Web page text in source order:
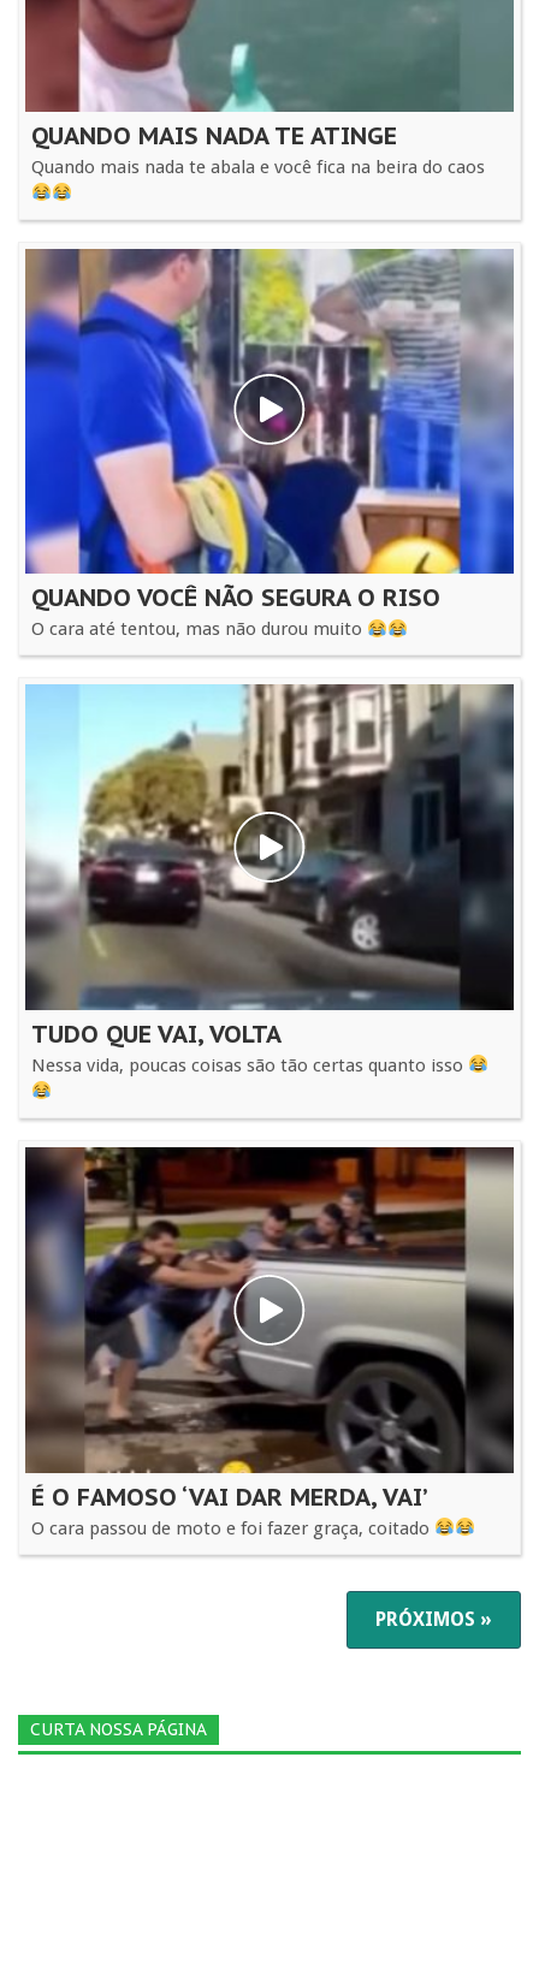
QUANDO MAIS NADA TE ATINGE
Quando mais nada te abala e você fica na beira do caos
QUANDO VOCÊ NÃO SEGURA O RISO
O cara até tentou, mas não durou muito
TUDO QUE VAI, VOLTA
Nessa vida, poucas coisas são tão certas quanto isso
É O FAMOSO ‘VAI DAR MERDA, VAI’
O cara passou de moto e foi fazer graça, coitado
PRÓXIMOS »
CURTA NOSSA PÁGINA